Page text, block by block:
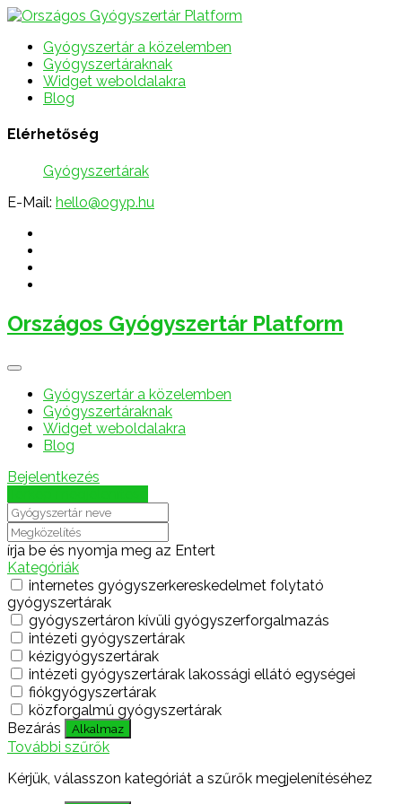
Gyógyszertár a közelemben
Gyógyszertáraknak
Widget weboldalakra
Blog
Elérhetőség
Gyógyszertárak
E-Mail: hello@ogyp.hu
Országos Gyógyszertár Platform
Gyógyszertár a közelemben
Gyógyszertáraknak
Widget weboldalakra
Blog
Bejelentkezés
írja be és nyomja meg az Entert
Kategóriák
internetes gyógyszerkereskedelmet folytató
gyógyszertárak
gyógyszertáron kívüli gyógyszerforgalmazás
intézeti gyógyszertárak
kézigyógyszertárak
intézeti gyógyszertárak lakossági ellátó egységei
fiókgyógyszertárak
közforgalmú gyógyszertárak
Bezárás
Alkalmaz
További szűrők
Kérjük, válasszon kategóriát a szűrők megjelenítéséhez